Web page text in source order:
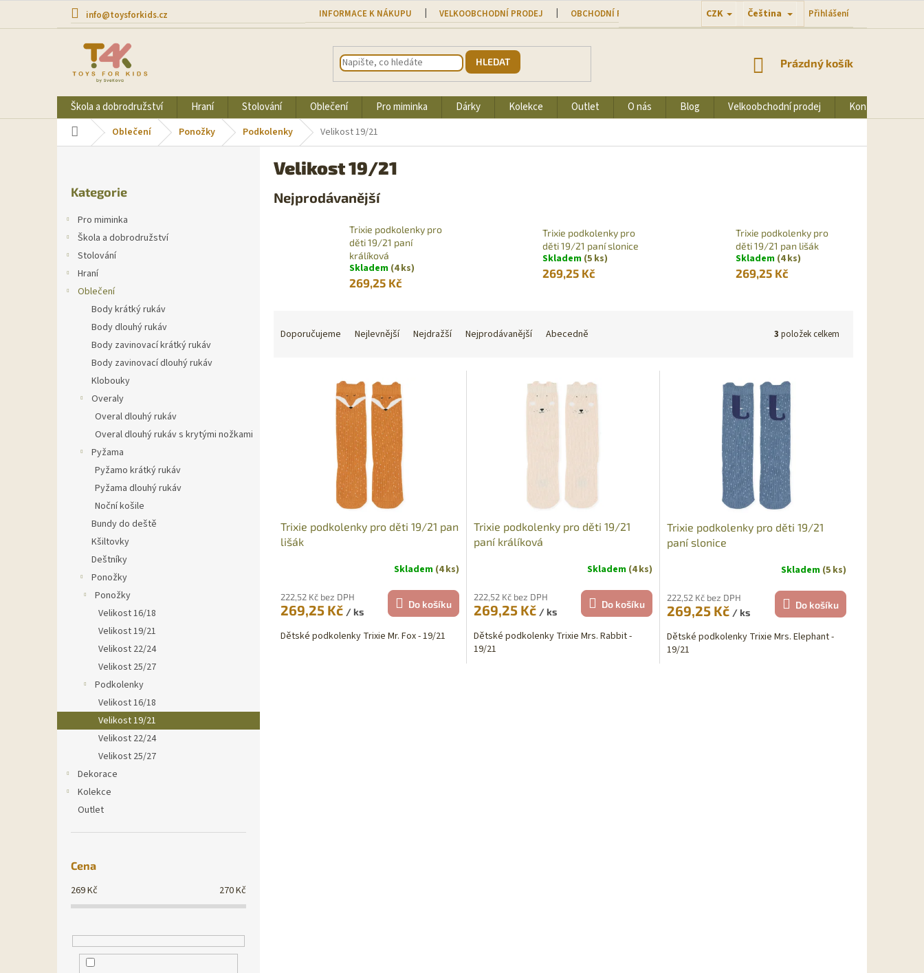
obsah
info@toysforkids.cz INFORMACE K NÁKUPU VELKOOBCHODNÍ PRODEJ OBCHODNÍ PODMÍNKY PODMÍNKY OCHRANY OSOBNÍCH ÚDAJŮ
CZK Čeština Přihlášení
HLEDAT
NÁKUPNÍ
Prázdný košík
Škola a dobrodružství Hraní Stolování Oblečení Pro miminka Dárky Kolekce Outlet O nás Blog Velkoobchodní prodej Kontakty
Domů Oblečení Ponožky Podkolenky Velikost 19/21
kategorie
Kategorie
Pro miminka
Škola a dobrodružství
Stolování
Hraní
Oblečení
Body krátký rukáv
Body dlouhý rukáv
Body zavinovací krátký rukáv
Body zavinovací dlouhý rukáv
Klobouky
Overaly
Overal dlouhý rukáv
Overal dlouhý rukáv s krytými nožkami
Pyžama
Pyžamo krátký rukáv
Pyžama dlouhý rukáv
Noční košile
Bundy do deště
Kšiltovky
Deštníky
Ponožky
Ponožky
Velikost 16/18
Velikost 19/21
Velikost 22/24
Velikost 25/27
Podkolenky
Velikost 16/18
Velikost 19/21
Velikost 22/24
Velikost 25/27
Dekorace
Kolekce
Outlet
Cena
269Kč 270Kč
Velikost 19/21
Nejprodávanější
Trixie podkolenky pro
děti 19/21 paní
králíková
Skladem (4 ks)
269,25 Kč
Trixie podkolenky pro
děti 19/21 paní slonice
Skladem (5 ks)
269,25 Kč
Trixie podkolenky pro
děti 19/21 pan lišák
Skladem (4 ks)
269,25 Kč
Doporučujeme Nejlevnější Nejdražší Nejprodávanější Abecedně 3 položek celkem
Trixie podkolenky pro děti 19/21 pan
lišák
Skladem (4 ks)
222,52 Kč bez DPH
269,25 Kč / ks
Do košíku
Dětské podkolenky Trixie Mr. Fox - 19/21
Trixie podkolenky pro děti 19/21
paní králíková
Skladem (4 ks)
222,52 Kč bez DPH
269,25 Kč / ks
Do košíku
Dětské podkolenky Trixie Mrs. Rabbit -
19/21
Trixie podkolenky pro děti 19/21
paní slonice
Skladem (5 ks)
222,52 Kč bez DPH
269,25 Kč / ks
Do košíku
Dětské podkolenky Trixie Mrs. Elephant -
19/21